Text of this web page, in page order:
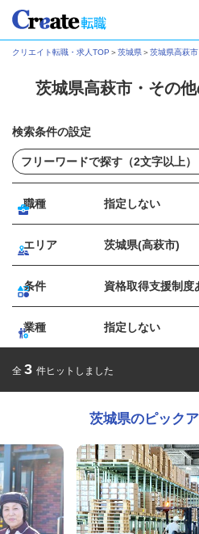
クリエイト転職・求人TOP ＞茨城県＞茨城県高萩市
茨城県高萩市・その
検索条件の設定
職種 指定しない
エリア 茨城県(高萩市)
条件 資格取得支援制度
業種 指定しない
全 3 件ヒットしました
茨城県のピック